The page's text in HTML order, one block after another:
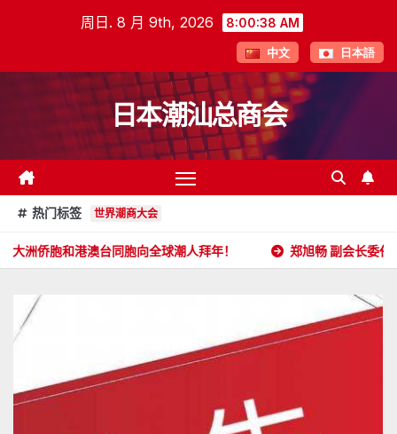
周日. 8 月 9th, 2026 8:00:39 AM
中文 日本語
日本潮汕总商会
热门标签 世界潮商大会
同胞向全球潮人拜年！ 郑旭畅 副会长委任状 日本潮